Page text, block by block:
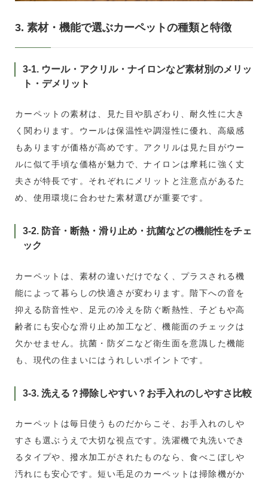
3. 素材・機能で選ぶカーペットの種類と特徴
3-1. ウール・アクリル・ナイロンなど素材別のメリッ
ト・デメリット
カーペットの素材は、見た目や肌ざわり、耐久性に大き
く関わります。ウールは保温性や調湿性に優れ、高級感
もありますが価格が高めです。アクリルは見た目がウー
ルに似て手頃な価格が魅力で、ナイロンは摩耗に強く丈
夫さが特長です。それぞれにメリットと注意点があるた
め、使用環境に合わせた素材選びが重要です。
3-2. 防音・断熱・滑り止め・抗菌などの機能性をチェ
ック
カーペットは、素材の違いだけでなく、プラスされる機
能によって暮らしの快適さが変わります。階下への音を
抑える防音性や、足元の冷えを防ぐ断熱性、子どもや高
齢者にも安心な滑り止め加工など、機能面のチェックは
欠かせません。抗菌・防ダニなど衛生面を意識した機能
も、現代の住まいにはうれしいポイントです。
3-3. 洗える？掃除しやすい？お手入れのしやすさ比較
カーペットは毎日使うものだからこそ、お手入れのしや
すさも選ぶうえで大切な視点です。洗濯機で丸洗いでき
るタイプや、撥水加工がされたものなら、食べこぼしや
汚れにも安心です。短い毛足のカーペットは掃除機がか